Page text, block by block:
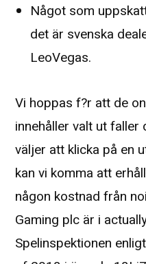
Något som
det är svenska
LeoVegas.
Vi hoppas f?r att de
innehåller valt ut faller
väljer att klicka på en
kan vi komma att
någon kostnad från
Gaming plc är i
Spelinspektionen